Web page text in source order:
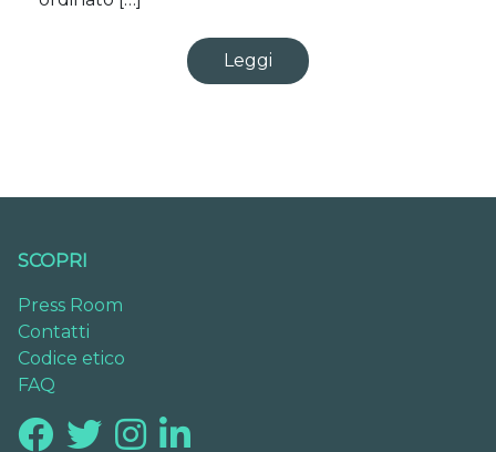
Leggi
SCOPRI
Press Room
Contatti
Codice etico
FAQ